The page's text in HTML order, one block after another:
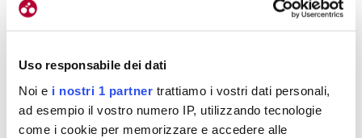
Uso responsabile dei dati
Noi e i nostri 1 partner trattiamo i vostri dati personali,
ad esempio il vostro numero IP, utilizzando tecnologie
come i cookie per memorizzare e accedere alle